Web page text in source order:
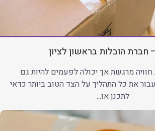
הובלות בראשון לציון
חוויה מרגשת אך יכולה לפעמים להיות גם
את כל התהליך על הצד הטוב ביותר כדאי
לתכנן או...